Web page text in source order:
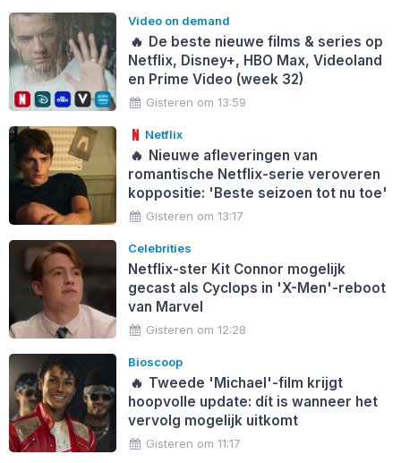
Video on demand
🔥 De beste nieuwe films & series op
Netflix, Disney+, HBO Max, Videoland
en Prime Video (week 32)
Gisteren om 13:59
Netflix
🔥 Nieuwe afleveringen van
romantische Netflix-serie veroveren
koppositie: 'Beste seizoen tot nu toe'
Gisteren om 13:17
Celebrities
Netflix-ster Kit Connor mogelijk
gecast als Cyclops in 'X-Men'-reboot
van Marvel
Gisteren om 12:28
Bioscoop
🔥 Tweede 'Michael'-film krijgt
hoopvolle update: dít is wanneer het
vervolg mogelijk uitkomt
Gisteren om 11:17